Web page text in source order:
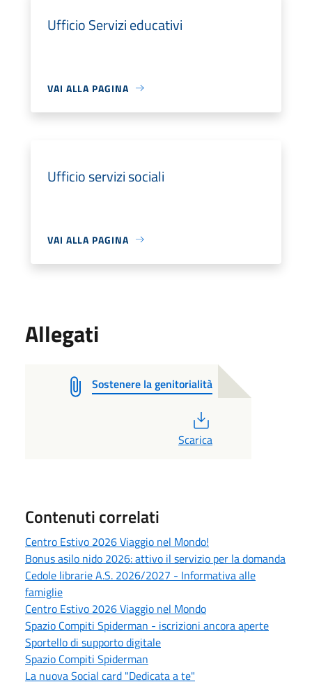
Ufficio Servizi educativi
VAI ALLA PAGINA
Ufficio servizi sociali
VAI ALLA PAGINA
Allegati
Sostenere la genitorialità
Scarica
Contenuti correlati
Centro Estivo 2026 Viaggio nel Mondo!
Bonus asilo nido 2026: attivo il servizio per la domanda
Cedole librarie A.S. 2026/2027 - Informativa alle
famiglie
Centro Estivo 2026 Viaggio nel Mondo
Spazio Compiti Spiderman - iscrizioni ancora aperte
Sportello di supporto digitale
Spazio Compiti Spiderman
La nuova Social card "Dedicata a te"